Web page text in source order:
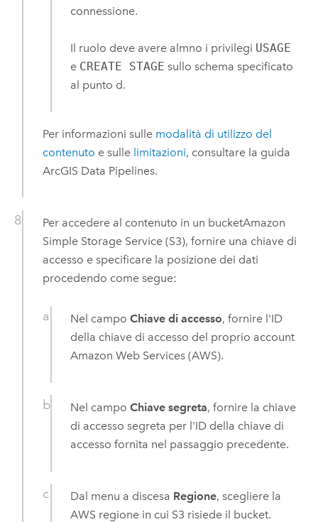
connessione.
Il ruolo deve avere almno i privilegi USAGE
e CREATE STAGE sullo schema specificato
al punto d.
Per informazioni sulle modalità di utilizzo del
contenuto e sulle limitazioni, consultare la guida
ArcGIS Data Pipelines.
Per accedere al contenuto in un bucketAmazon
Simple Storage Service (S3), fornire una chiave di
accesso e specificare la posizione dei dati
procedendo come segue:
Nel campoChiave di accesso, fornire l'ID
della chiave di accesso del proprio account
Amazon Web Services (AWS).
Nel campoChiave segreta, fornire la chiave
di accesso segreta per l'ID della chiave di
accesso fornita nel passaggio precedente.
Dal menu a discesa Regione, scegliere la
AWS regione in cui S3 risiede il bucket.